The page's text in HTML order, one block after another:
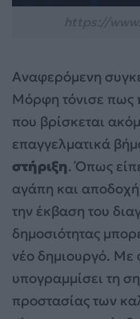
Αναφερόμενη
Μόρφη τόνισε πως
που βρίσκεται
επαγγελματικά
στήριξη. Όπως
αγάπη και αποδοχή
την έκβαση του
δημοσιότητας
νέο δημιουργό. Με
υπογραμμίσει τη
προστασίας των